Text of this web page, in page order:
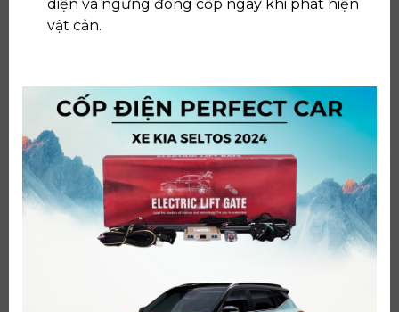
diện và ngưng đóng cốp ngay khi phát hiện
vật cản.